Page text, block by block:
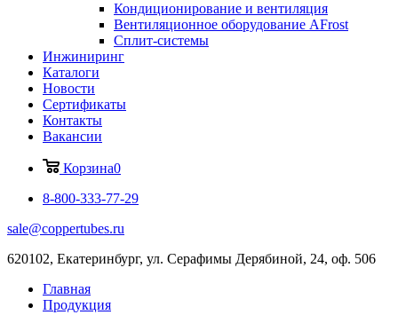
Кондиционирование и вентиляция
Вентиляционное оборудование AFrost
Сплит-системы
Инжиниринг
Каталоги
Новости
Сертификаты
Контакты
Вакансии
Корзина0
8-800-333-77-29
sale@coppertubes.ru
620102, Екатеринбург, ул. Серафимы Дерябиной, 24, оф. 506
Главная
Продукция